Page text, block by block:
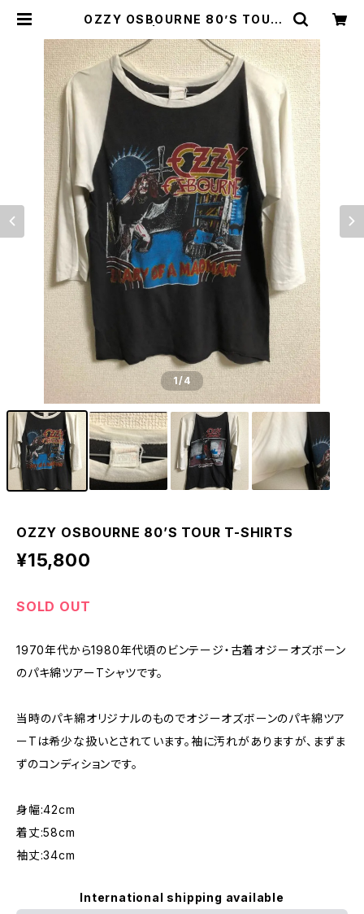
OZZY OSBOURNE 80’S TOUR
1/4
OZZY OSBOURNE 80’S TOUR T-SHIRTS
¥15,800
SOLD OUT
1970年代から1980年代頃のビンテージ・古着オジーオズボーン
のパキ綿ツアーTシャツです。
当時のパキ綿オリジナルのものでオジーオズボーンのパキ綿ツア
ーTは希少な扱いとされています。袖に汚れがありますが、まずま
ずのコンディションです。
身幅:42cm
着丈:58cm
袖丈:34cm
International shipping available